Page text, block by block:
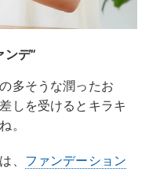
ンデ”
多そうな潤ったお
しを受けるとキラキ
。
、 ファンデーション